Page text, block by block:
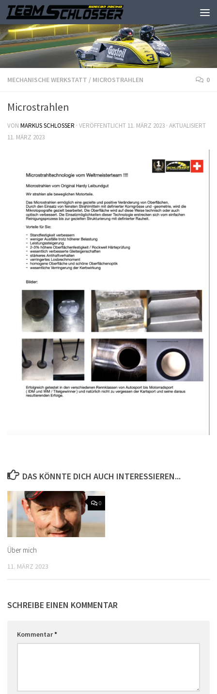
MECHANISCHE WERKSTATT / MICROSTRAHLEN 0
Microstrahlen
VON MARKUS SCHLOSSER · VERÖFFENTLICHT 11. MÄRZ 2023 · AKTUALISIERT
11. MÄRZ 2023
DAS KÖNNTE DICH AUCH INTERESSIEREN...
0
Über mich
11. MÄRZ 2023
SCHREIBE EINEN KOMMENTAR
Kommentar*